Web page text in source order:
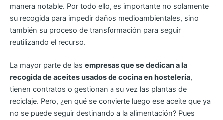
manera notable. Por todo ello, es importante no solamente
su recogida para impedir daños medioambientales, sino
también su proceso de transformación para seguir
reutilizando el recurso.
La mayor parte de las empresas que se dedican a la
recogida de aceites usados de cocina en hostelería,
tienen contratos o gestionan a su vez las plantas de
reciclaje. Pero, ¿en qué se convierte luego ese aceite que ya
no se puede seguir destinando a la alimentación? Pues